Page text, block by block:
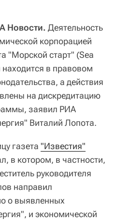
Новости. Деятельность
корпорацией
"Морской старт" (Sea
в правовом
а действия
на дискредитацию
заявил РИА
Виталий Лопота.
газета "Известия"
в котором, в частности,
руководителя
направил
о выявленных
и экономической